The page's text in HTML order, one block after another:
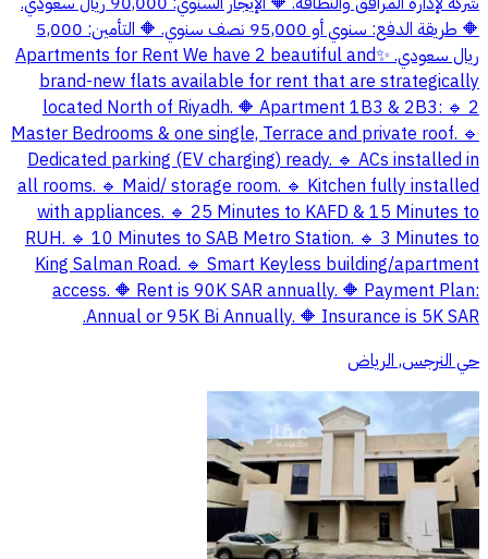
🔶 طريقة الدفع: سنوي أو 95,000 نصف سنوي. 🔶 التأمين: 5,000
ريال سعودي. ✨Apartments for Rent We have 2 beautiful and
brand-new flats available for rent that are strategically
located North of Riyadh. 🔶 Apartment 1B3 & 2B3: 🔹 2
Master Bedrooms & one single, Terrace and private roof. 🔹
Dedicated parking (EV charging) ready. 🔹 ACs installed in
all rooms. 🔹 Maid/ storage room. 🔹 Kitchen fully installed
with appliances. 🔹 25 Minutes to KAFD & 15 Minutes to
RUH. 🔹 10 Minutes to SAB Metro Station. 🔹 3 Minutes to
King Salman Road. 🔹 Smart Keyless building/apartment
access. 🔶 Rent is 90K SAR annually. 🔶 Payment Plan:
Annual or 95K Bi Annually. 🔶 Insurance is 5K SAR.
حي النرجس, الرياض